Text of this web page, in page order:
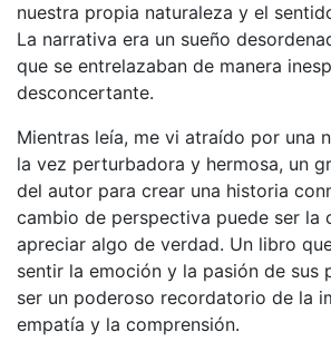
nuestra propia naturaleza y el
La narrativa era un sueño
que se entrelazaban de manera
desconcertante.
Mientras leía, me vi atraído por una
la vez perturbadora y hermosa, un
del autor para crear una historia
cambio de perspectiva puede ser la
apreciar algo de verdad. Un libro
sentir la emoción y la pasión de sus
ser un poderoso recordatorio de la
empatía y la comprensión.